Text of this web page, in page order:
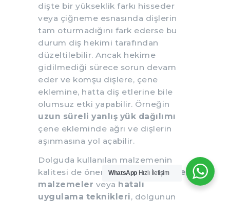
dişte bir yükseklik farkı hisseder
veya çiğneme esnasında dişlerin
tam oturmadığını fark ederse bu
durum diş hekimi tarafından
düzeltilebilir. Ancak hekime
gidilmediği sürece sorun devam
eder ve komşu dişlere, çene
eklemine, hatta diş etlerine bile
olumsuz etki yapabilir. Örneğin
uzun süreli yanlış yük dağılımı
çene ekleminde ağrı ve dişlerin
aşınmasına yol açabilir.
Dolguda kullanılan malzemenin
kalitesi de önemlidir.Düşük kaliteli
malzemeler veya hatalı
uygulama teknikleri, dolgunun
WhatsApp Hızlı İletişim